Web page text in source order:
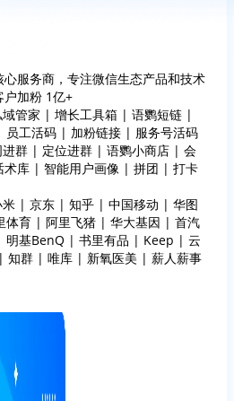
服务商，专注微信生态产品和技术
户加粉 1亿+
域管家 | 增长工具箱 | 语鹦短链 |
工活码 | 加粉链接 | 服务号活码
群 | 定位进群 | 语鹦小商店 | 会
术库 | 智能用户画像 | 拼团 | 打卡
米 | 京东 | 知乎 | 中国移动 | 华图
体育 | 阿里飞猪 | 华大基因 | 首汽
明基BenQ | 书里有品 | Keep | 云
群 | 唯库 | 新氧医美 | 薪人薪事